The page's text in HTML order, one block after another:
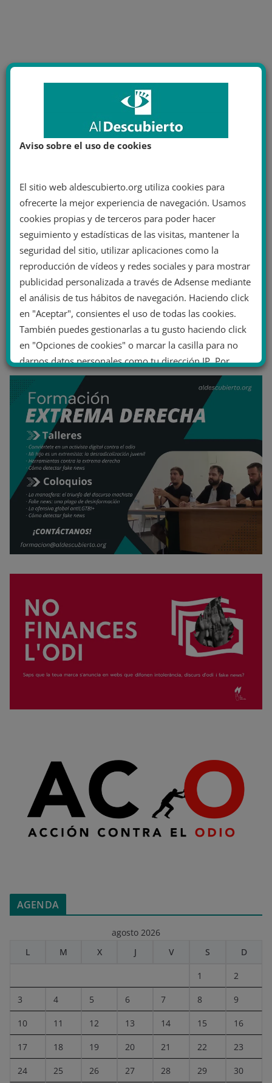
AGENDA
agosto 2026
L
M X J V S D
1 2
3 4 5 6 7 8 9
10 11 12 13 14 15 16
17 18 19 20 21 22 23
24 25 26 27 28 29 30
Aviso sobre el uso de cookies
El sitio web aldescubierto.org utiliza cookies para
ofrecerte la mejor experiencia de navegación. Usamos
cookies propias y de terceros para poder hacer
seguimiento y estadísticas de las visitas, mantener la
seguridad del sitio, utilizar aplicaciones como la
reproducción de vídeos y redes sociales y para mostrar
publicidad personalizada a través de Adsense mediante
el análisis de tus hábitos de navegación. Haciendo click
en "Aceptar", consientes el uso de todas las cookies.
También puedes gestionarlas a tu gusto haciendo click
en "Opciones de cookies" o marcar la casilla para no
darnos datos personales como tu dirección IP. Por
último, puedes leer nuestra Política de cookies.
No dar mi información personal
Opciones de cookies Aceptar cookies
Rechazar cookies Política de cookies